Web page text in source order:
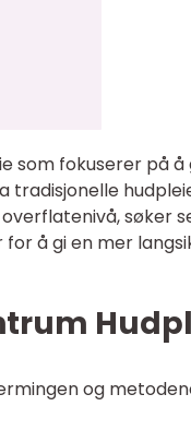
som fokuserer på
tradisjonelle
søker
å gi en mer
og